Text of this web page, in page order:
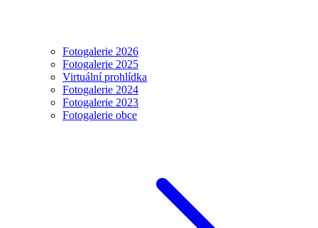
Fotogalerie 2026
Fotogalerie 2025
Virtuální prohlídka
Fotogalerie 2024
Fotogalerie 2023
Fotogalerie obce